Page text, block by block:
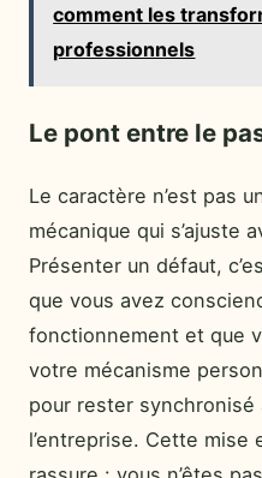
comment les
professionnels
Le pont entre le
Le caractère n’est pas
mécanique qui s’ajuste
Présenter un défaut,
que vous avez
fonctionnement et que
votre mécanisme
pour rester
l’entreprise. Cette